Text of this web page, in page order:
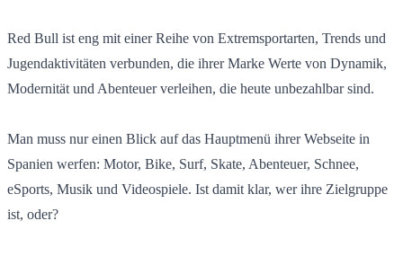
Red Bull ist eng mit einer Reihe von Extremsportarten, Trends und
Jugendaktivitäten verbunden, die ihrer Marke Werte von Dynamik,
Modernität und Abenteuer verleihen, die heute unbezahlbar sind.
Man muss nur einen Blick auf das Hauptmenü ihrer Webseite in
Spanien werfen: Motor, Bike, Surf, Skate, Abenteuer, Schnee,
eSports, Musik und Videospiele. Ist damit klar, wer ihre Zielgruppe
ist, oder?